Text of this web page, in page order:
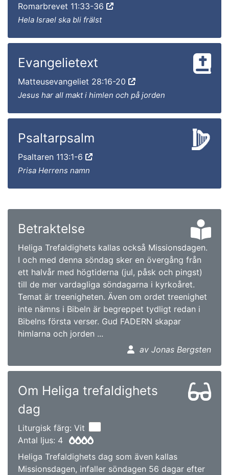
Romarbrevet 11:33-36
Hela Israel ska bli frälst
Evangelietext
Matteusevangeliet 28:16-20
Jesus har all makt i himlen och på jorden
Psaltarpsalm
Psaltaren 113:1-6
Prisa Herrens namn
Betraktelse
Heliga Trefaldighets kallas också Missionsdagen.
I och med denna söndag sker en övergång från
ett halvår med högtiderna (jul, påsk och pingst)
till de mer vardagliga söndagarna i kyrkoåret.
Temat är treenigheten. Även om ordet treenighet
inte nämns i Bibeln är begreppet tydligt redan i
Bibelns första verser. Gud FADERN skapar
himlarna och jorden ...
av Jonas Bergsten
Om Heliga trefaldighets
dag
Liturgisk färg: Vit
Antal ljus: 4
Heliga Trefaldighets dag som även kallas
Missionsdagen, infaller söndagen 56 dagar efter